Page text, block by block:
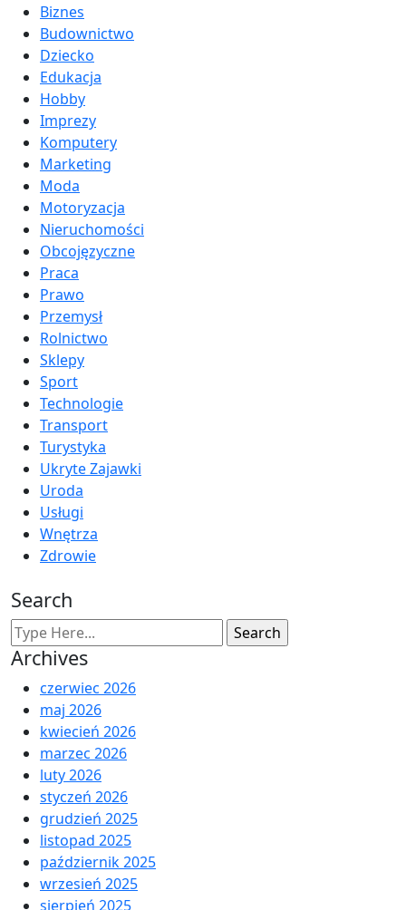
Biznes
Budownictwo
Dziecko
Edukacja
Hobby
Imprezy
Komputery
Marketing
Moda
Motoryzacja
Nieruchomości
Obcojęzyczne
Praca
Prawo
Przemysł
Rolnictwo
Sklepy
Sport
Technologie
Transport
Turystyka
Ukryte Zajawki
Uroda
Usługi
Wnętrza
Zdrowie
Search
Archives
czerwiec 2026
maj 2026
kwiecień 2026
marzec 2026
luty 2026
styczeń 2026
grudzień 2025
listopad 2025
październik 2025
wrzesień 2025
sierpień 2025